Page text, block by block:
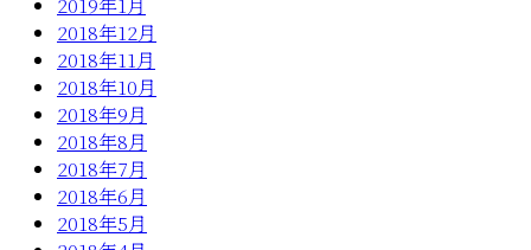
2018年12月
2018年11月
2018年10月
2018年9月
2018年8月
2018年7月
2018年6月
2018年5月